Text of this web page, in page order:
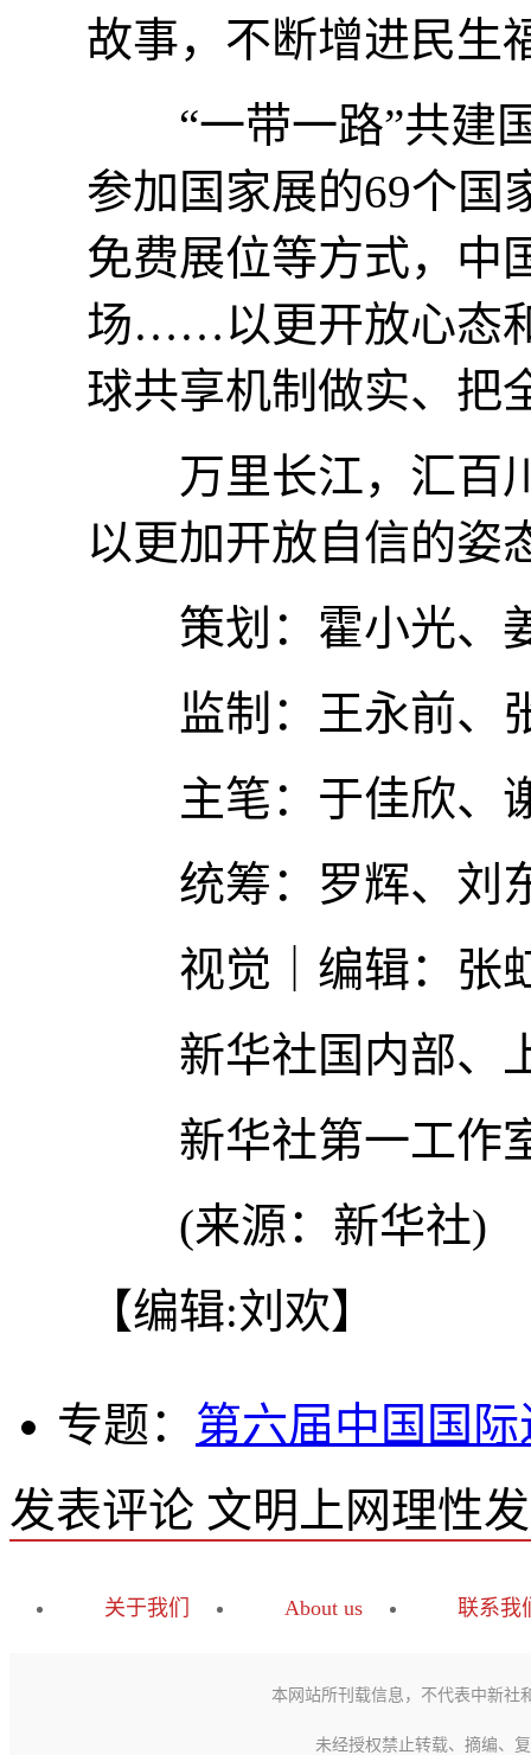
故事，不断增进民生
“一带一路”共建国
参加国家展的69个国
免费展位等方式，中
场……以更开放心态
球共享机制做实、把
万里长江，汇百川
以更加开放自信的姿
策划：霍小光、
监制：王永前、
主笔：于佳欣、
统筹：罗辉、刘
视觉｜编辑：张
新华社国内部、
新华社第一工作
(来源：新华社)
【编辑:刘欢】
专题： 第六届中国国
发表评论 文明上网理性
关于我们 About us 联系我
本网站所刊载信息，不代表中新社
未经授权禁止转载、摘编、